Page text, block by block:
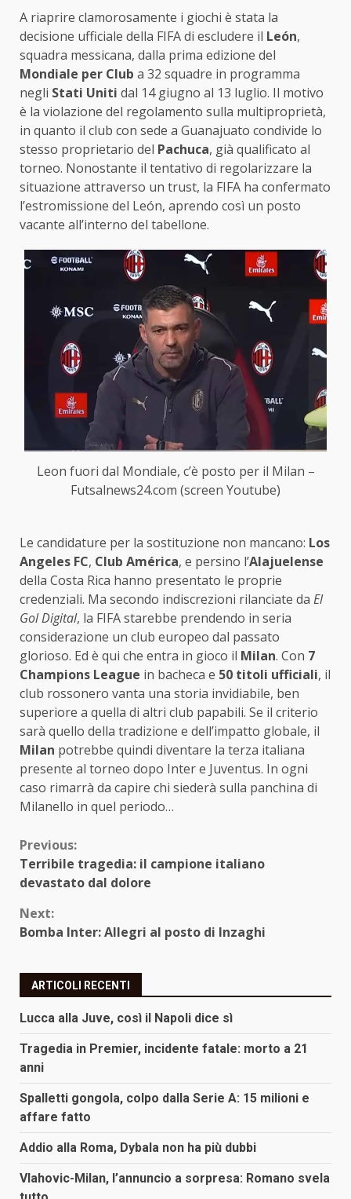
A riaprire clamorosamente i giochi è stata la
decisione ufficiale della FIFA di escludere il León,
squadra messicana, dalla prima edizione del
Mondiale per Club a 32 squadre in programma
negli Stati Uniti dal 14 giugno al 13 luglio. Il motivo
è la violazione del regolamento sulla multiproprietà,
in quanto il club con sede a Guanajuato condivide lo
stesso proprietario del Pachuca, già qualificato al
torneo. Nonostante il tentativo di regolarizzare la
situazione attraverso un trust, la FIFA ha confermato
l’estromissione del León, aprendo così un posto
vacante all’interno del tabellone.
Leon fuori dal Mondiale, c’è posto per il Milan –
Futsalnews24.com (screen Youtube)
Le candidature per la sostituzione non mancano: Los
Angeles FC, Club América, e persino l’Alajuelense
della Costa Rica hanno presentato le proprie
credenziali. Ma secondo indiscrezioni rilanciate da El
Gol Digital, la FIFA starebbe prendendo in seria
considerazione un club europeo dal passato
glorioso. Ed è qui che entra in gioco il Milan. Con 7
Champions League in bacheca e 50 titoli ufficiali, il
club rossonero vanta una storia invidiabile, ben
superiore a quella di altri club papabili. Se il criterio
sarà quello della tradizione e dell’impatto globale, il
Milan potrebbe quindi diventare la terza italiana
presente al torneo dopo Inter e Juventus. In ogni
caso rimarrà da capire chi siederà sulla panchina di
Milanello in quel periodo…
Continue
Reading
Previous:
Terribile tragedia: il campione italiano
devastato dal dolore
Next:
Bomba Inter: Allegri al posto di Inzaghi
ARTICOLI RECENTI
Lucca alla Juve, così il Napoli dice sì
Tragedia in Premier, incidente fatale: morto a 21
anni
Spalletti gongola, colpo dalla Serie A: 15 milioni e
affare fatto
Addio alla Roma, Dybala non ha più dubbi
Vlahovic-Milan, l’annuncio a sorpresa: Romano svela